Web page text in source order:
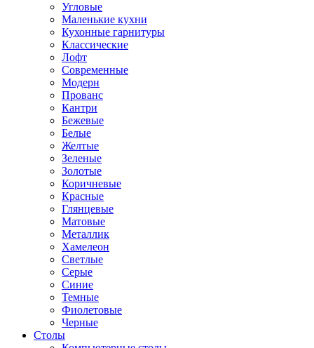
Угловые
Маленькие кухни
Кухонные гарнитуры
Классические
Лофт
Современные
Модерн
Прованс
Кантри
Бежевые
Белые
Желтые
Зеленые
Золотые
Коричневые
Красные
Глянцевые
Матовые
Металлик
Хамелеон
Светлые
Серые
Синие
Темные
Фиолетовые
Черные
Столы